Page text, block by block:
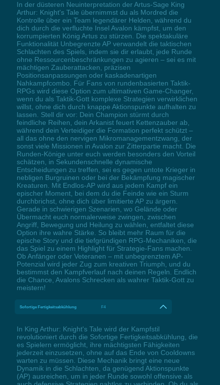
In der düsteren Neuinterpretation der Artus-Sage King
Arthur: Knight's Tale übernimmst du als Mordred die
Kontrolle über ein Team legendärer Helden, während du
dich durch die verfluchte Insel Avalon kämpfst, um den
korrumpierten König Artus zu stürzen. Die spektakuläre
Funktionalität Unbegrenzte AP verwandelt die taktischen
Schlachten des Spiels, indem sie dir erlaubt, jede Runde
ohne Ressourcenbeschränkungen zu agieren – sei es mit
mächtigen Zauberattacken, präzisen
Positionsanpassungen oder kaskadenartigen
Nahkampfcombo. Für Fans von rundenbasierten Taktik-
RPGs wird diese Option zum ultimativen Game-Changer,
wenn du als Taktik-Gott komplexe Strategien verwirklichen
willst, ohne dich durch knappe Aktionspunkte aufhalten zu
lassen. Stell dir vor: Dein Champion stürmt durch
feindliche Reihen, dein Arkanist feuert Kettenzauber ab,
während dein Verteidiger die Formation perfekt schützt –
all das ohne den nervigen Mikromanagementzwang, der
sonst viele Missionen in Avalon zur Zitterpartie macht. Die
Runden-Könige unter euch werden besonders den Vorteil
schätzen, in Sekundenschnelle dynamische
Entscheidungen zu treffen, sei es gegen untote Krieger in
nebligen Burgruinen oder bei der Bekämpfung magischer
Kreaturen. Mit Endlos-AP wird aus jedem Kampf ein
epischer Moment, bei dem du die Feinde wie ein Sturm
durchbrichst, ohne dich über limitierte AP zu ärgern.
Gerade in schwierigen Szenarien, wo Gelände oder
Übermacht euch normalerweise zwingen, zwischen
Angriff, Bewegung und Heilung zu wählen, entfaltet diese
Option ihre wahre Stärke. So bleibt mehr Raum für die
epische Story und die tiefgründigen RPG-Mechaniken, die
das Spiel zu einem Highlight für Strategie-Fans machen.
Ob Anfänger oder Veteranen – mit unbegrenztem AP-
Potenzial wird jeder Zug zum kreativen Triumph, und du
bestimmst den Kampfverlauf nach deinen Regeln. Endlich
die Chance, Avalons Schrecken als wahrer Taktik-Gott zu
meistern!
Sofortige Fertigkeitsabkühlung F4
In King Arthur: Knight's Tale wird der Kampfstil
revolutioniert durch die Sofortige Fertigkeitsabkühlung, die
es Spielern ermöglicht, ihre mächtigsten Fähigkeiten
jederzeit einzusetzen, ohne auf das Ende von Cooldowns
warten zu müssen. Diese Mechanik bringt eine neue
Dynamik in die Schlachten, da genügend Aktionspunkte
(AP) ausreichen, um in jeder Runde sowohl offensive als